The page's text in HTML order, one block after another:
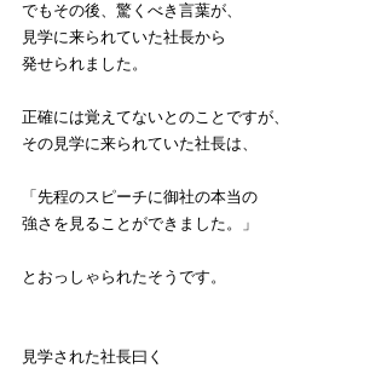
でもその後、驚くべき言葉が、
見学に来られていた社長から
発せられました。
正確には覚えてないとのことですが、
その見学に来られていた社長は、
「先程のスピーチに御社の本当の
強さを見ることができました。」
とおっしゃられたそうです。
見学された社長曰く